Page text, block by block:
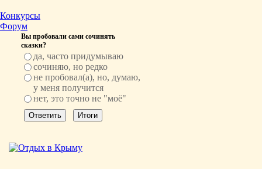
Конкурсы
Форум
Вы пробовали сами сочинять
сказки?
да, часто придумываю
сочиняю, но редко
не пробовал(а), но, думаю,
у меня получится
нет, это точно не "моё"